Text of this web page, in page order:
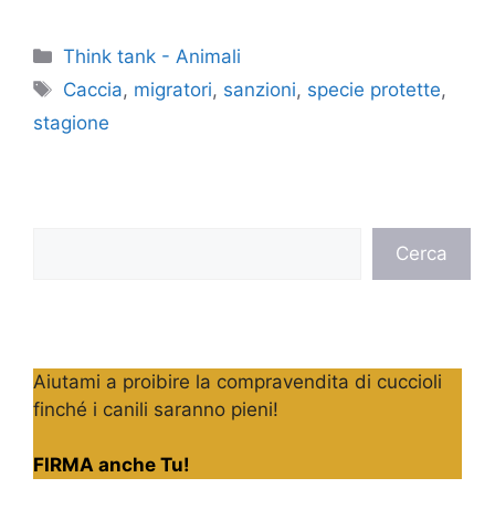
Categorie
Think tank - Animali
Tag
Caccia, migratori, sanzioni, specie protette,
stagione
Cerca
Aiutami a proibire la compravendita di cuccioli
finché i canili saranno pieni!
FIRMA anche Tu!